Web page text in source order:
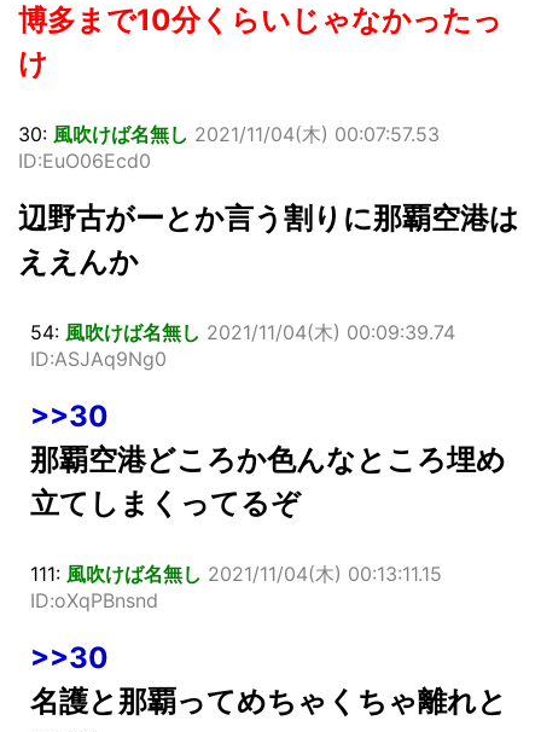
博多まで10分くらいじゃなかったっ
け
30: 風吹けば名無し 2021/11/04(木) 00:07:57.53
ID:EuO06Ecd0
辺野古がーとか言う割りに那覇空港は
ええんか
54: 風吹けば名無し 2021/11/04(木) 00:09:39.74
ID:ASJAq9Ng0
>>30
那覇空港どころか色んなところ埋め
立てしまくってるぞ
111: 風吹けば名無し 2021/11/04(木) 00:13:11.15
ID:oXqPBnsnd
>>30
名護と那覇ってめちゃくちゃ離れと